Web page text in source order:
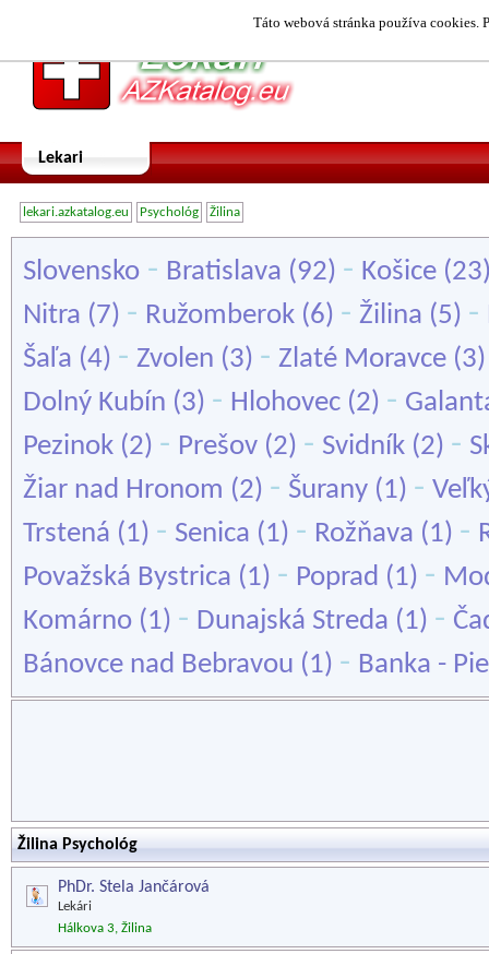
Táto webová stránka používa cookies.
Lekari
lekari.azkatalog.eu Psychológ Žilina
Slovensko - Bratislava (92) - Košice
Nitra (7) - Ružomberok (6) - Žilina (5) -
Šaľa (4) - Zvolen (3) - Zlaté Moravce
Dolný Kubín (3) - Hlohovec (2) -
Pezinok (2) - Prešov (2) - Svidník (2) -
Žiar nad Hronom (2) - Šurany (1) -
Trstená (1) - Senica (1) - Rožňava (1) -
Považská Bystrica (1) - Poprad (1) -
Komárno (1) - Dunajská Streda (1) -
Bánovce nad Bebravou (1) - Banka -
Žilina Psychológ
PhDr. Stela Jančárová
Lekári
Hálkova 3, Žilina